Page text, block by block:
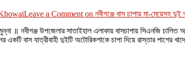
Leave a Comment on নবীগঞ্জে বাস চাপায় মা-মেয়েসহ
নবীগঞ্জ উপজেলার সাতাইহাল এলাকায় বাসচাপায় সিএনজি চালিত
একটি বাস যাত্রীবাহী দুইটি অটোরিকশাকে চাপা দিয়ে রাস্তার